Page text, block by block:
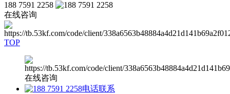
188 7591 2258
在线咨询
TOP
在线咨询
电话联系